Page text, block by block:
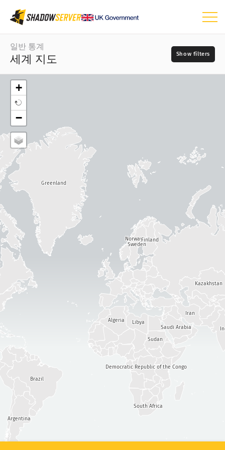
대시보드
일반 통계
지역 지도
비교 지도
트리 맵
시계열
IoT 디바이스 통계
공격 통계: 취약점
공격 통계: 디바이스
도움말
일반 통계
세계 지도
일
지도 유형
?
소스
필수 항목입니다.
?
심각도
태그
Argentina
Democratic Republic of the Congo
South Africa
Kazakhstan
Brazil
Norway
Sweden
Finland
Libya
Sudan
Iran
Saudi Arabia
Algeria
Greenland
+
−